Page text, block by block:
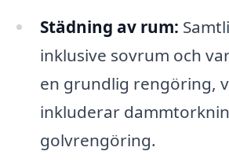
Städning av rum:
inklusive sovrum och
en grundlig rengöring,
inkluderar
golvrengöring.